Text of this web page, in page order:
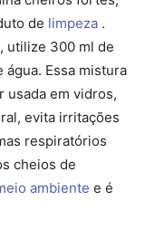
de limpeza .
utilize 300 ml de
água. Essa mistura
usada em vidros,
evita irritações
respiratórios
cheios de
ambiente e é